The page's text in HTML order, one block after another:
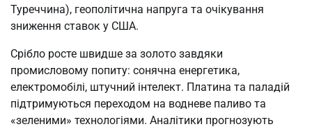
Туреччина), геополітична напруга та очікування
зниження ставок у США.
Срібло росте швидше за золото завдяки
промисловому попиту: сонячна енергетика,
електромобілі, штучний інтелект. Платина та паладій
підтримуються переходом на водневе паливо та
«зеленими» технологіями. Аналітики прогнозують